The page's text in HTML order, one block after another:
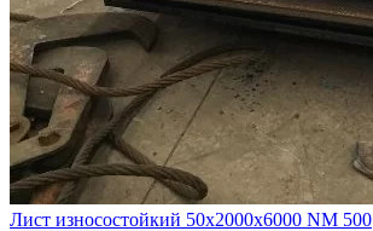
Лист износостойкий 50х2000х6000 NM 500